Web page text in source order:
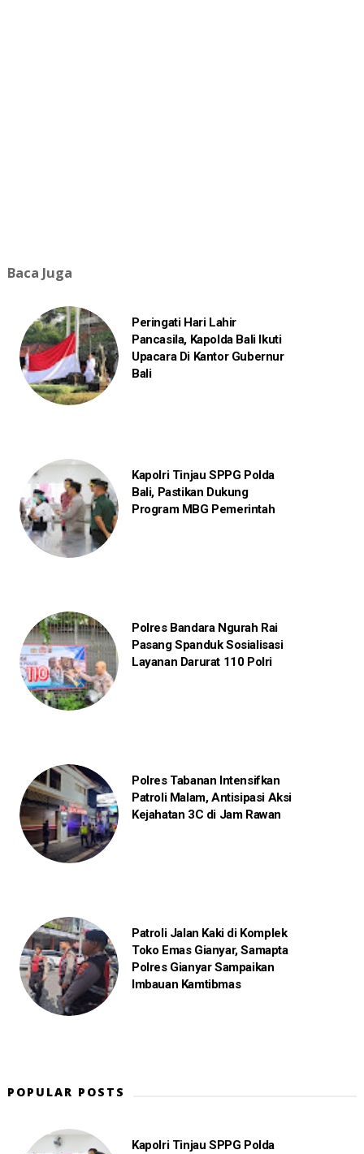
Baca Juga
Peringati Hari Lahir
Pancasila, Kapolda Bali Ikuti
Upacara Di Kantor Gubernur
Bali
Kapolri Tinjau SPPG Polda
Bali, Pastikan Dukung
Program MBG Pemerintah
Polres Bandara Ngurah Rai
Pasang Spanduk Sosialisasi
Layanan Darurat 110 Polri
Polres Tabanan Intensifkan
Patroli Malam, Antisipasi Aksi
Kejahatan 3C di Jam Rawan
Patroli Jalan Kaki di Komplek
Toko Emas Gianyar, Samapta
Polres Gianyar Sampaikan
Imbauan Kamtibmas
POPULAR POSTS
Kapolri Tinjau SPPG Polda